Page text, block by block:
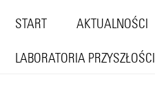
START AKTUALNOŚCI
LABORATORIA PRZYSZŁOŚCI